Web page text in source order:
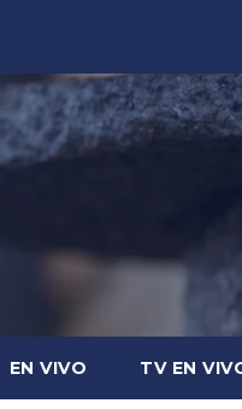
EN VIVO TV EN